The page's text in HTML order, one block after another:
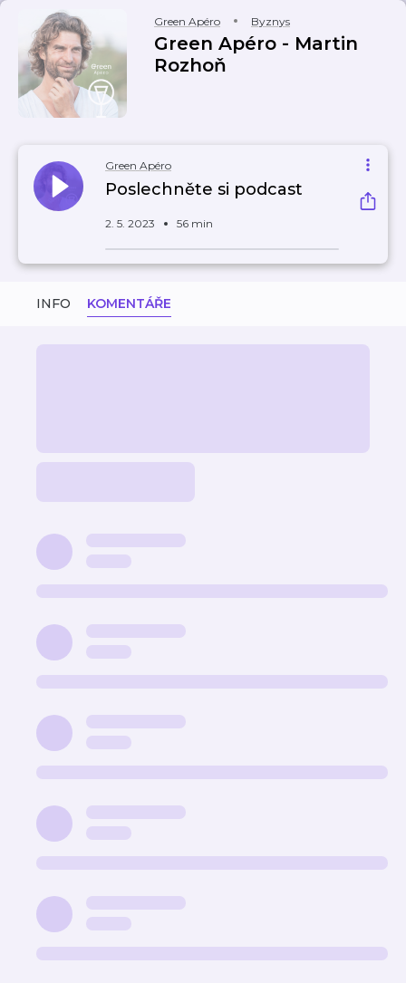
Green Apéro Byznys
Green Apéro - Martin
Rozhoň
Green Apéro
Poslechněte si podcast
2. 5. 2023 56 min
INFO KOMENTÁŘE